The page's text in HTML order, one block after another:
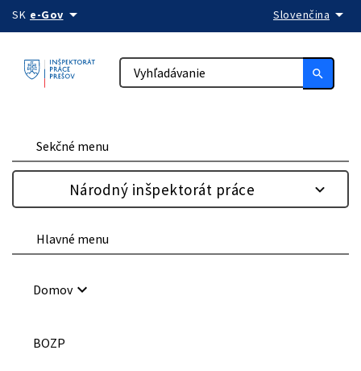
Preskočiť na obsah
SK e-Govarrow_drop_down Slovenčina arrow_drop_down
search
Sekčné menu
Národný inšpektorát práce
Hlavné menu
Domovkeyboard_arrow_down
BOZP